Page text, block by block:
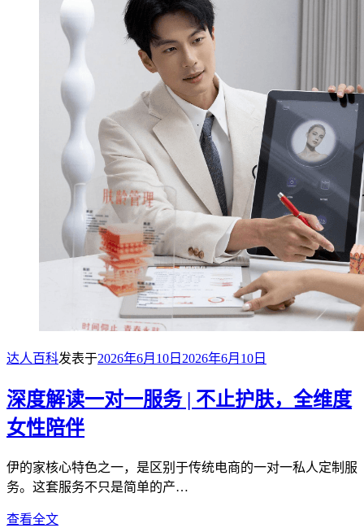
达人百科发表于2026年6月10日 2026年6月10日
深度解读一对一服务 | 不止护肤，全维度
女性陪伴
伊的家核心特色之一，是区别于传统电商的一对一私人定制服
务。这套服务不只是简单的产…
查看全文